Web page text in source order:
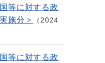
等に対する政
施分＞
2024
等に対する政